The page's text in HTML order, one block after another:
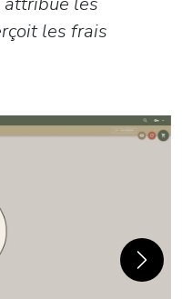
les frais
Next